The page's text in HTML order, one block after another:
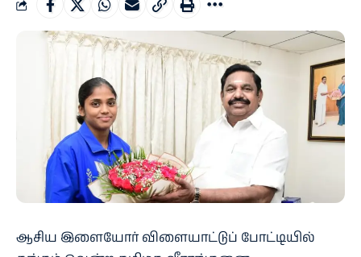
ஆசிய இளையோர் விளையாட்டுப் போட்டியில்